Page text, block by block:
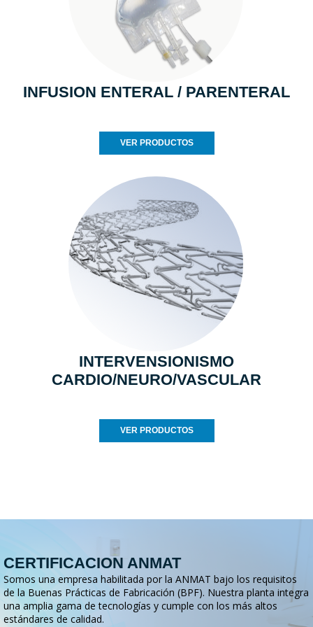
INFUSION ENTERAL / PARENTERAL
VER PRODUCTOS
INTERVENSIONISMO
CARDIO/NEURO/VASCULAR
VER PRODUCTOS
CERTIFICACION ANMAT
Somos una empresa habilitada por la ANMAT bajo los requisitos
de la Buenas Prácticas de Fabricación (BPF). Nuestra planta integra
una amplia gama de tecnologías y cumple con los más altos
estándares de calidad.